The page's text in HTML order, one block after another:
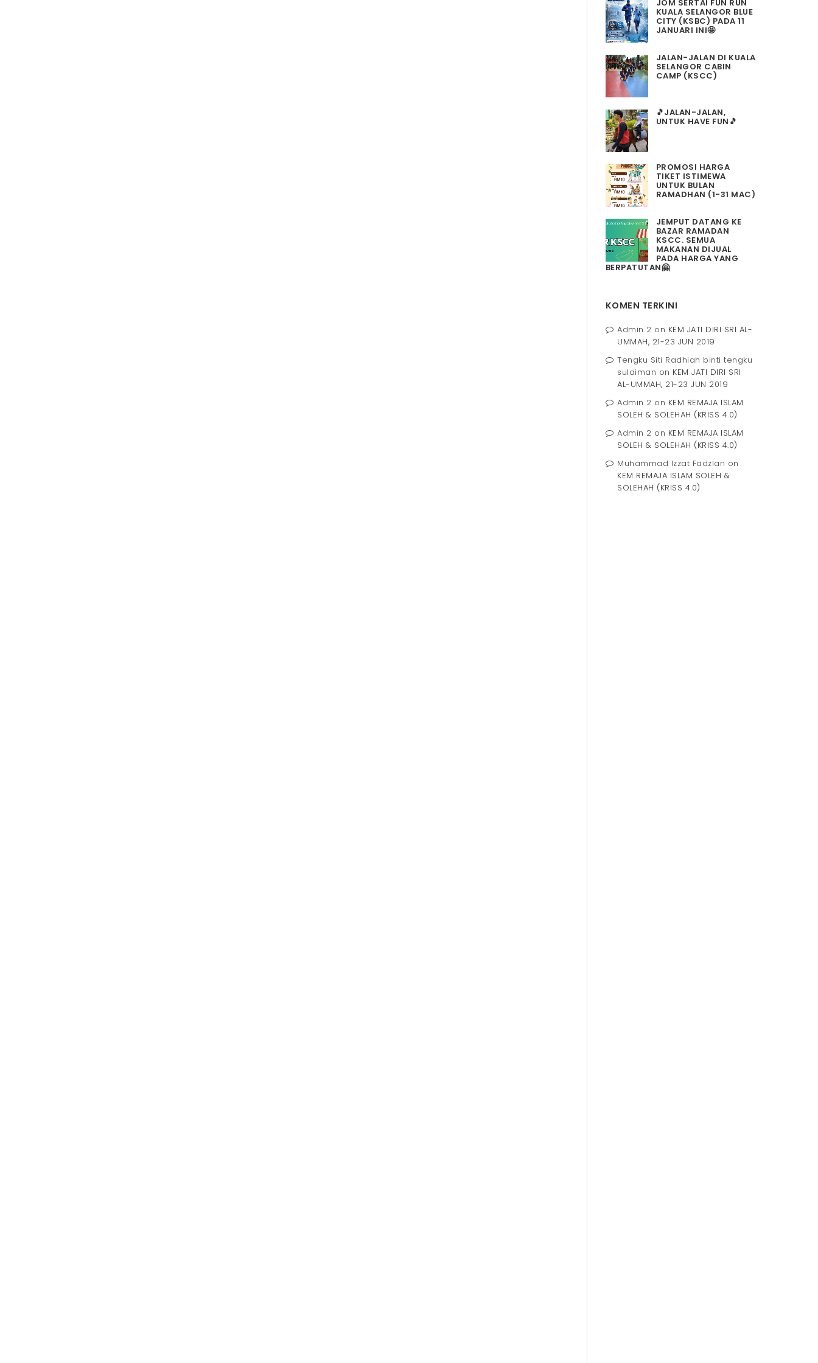
JOM SERTAI FUN RUN
KUALA SELANGOR BLUE
CITY (KSBC) PADA 11
JANUARI INI🤩
JALAN-JALAN DI KUALA
SELANGOR CABIN
CAMP (KSCC)
🎵JALAN-JALAN,
UNTUK HAVE FUN🎵
PROMOSI HARGA
TIKET ISTIMEWA
UNTUK BULAN
RAMADHAN (1-31 MAC)
JEMPUT DATANG KE
BAZAR RAMADAN
KSCC. SEMUA
MAKANAN DIJUAL
PADA HARGA YANG
BERPATUTAN🤗
KOMEN TERKINI
Admin 2 on KEM JATI DIRI SRI AL-
UMMAH, 21-23 JUN 2019
Tengku Siti Radhiah binti tengku
sulaiman on KEM JATI DIRI SRI
AL-UMMAH, 21-23 JUN 2019
Admin 2 on KEM REMAJA ISLAM
SOLEH & SOLEHAH (KRISS 4.0)
Admin 2 on KEM REMAJA ISLAM
SOLEH & SOLEHAH (KRISS 4.0)
Muhammad Izzat Fadzlan on
KEM REMAJA ISLAM SOLEH &
SOLEHAH (KRISS 4.0)